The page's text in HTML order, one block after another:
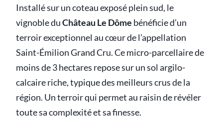
Installé sur un coteau exposé plein sud, le
vignoble duChâteau Le Dôme bénéficie d’un
terroir exceptionnel au cœur de l’appellation
Saint-Émilion Grand Cru. Ce micro-parcellaire de
moins de 3 hectares repose sur un sol argilo-
calcaire riche, typique des meilleurs crus de la
région. Un terroir qui permet au raisin de révéler
toute sa complexité et sa finesse.